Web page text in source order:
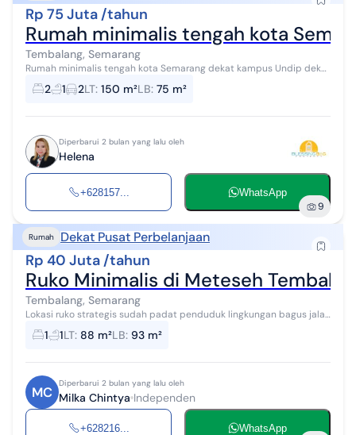
Rp 75 Juta /tahun
Rumah minimalis tengah kota
Tembalang, Semarang
Rumah minimalis tengah kota Semarang dekat kampus Undip dekat
pintu tol siap pakai disewakan di Graha estetika Tembalang
Semarang atas, LT/LB. 150/...
2 1 2LT: 150 m²LB: 75 m²
Diperbarui 2 bulan yang lalu oleh
Helena
+628157... WhatsApp
9
Rumah Dekat Pusat Perbelanjaan
Rp 40 Juta /tahun
Ruko Minimalis di Meteseh
Tembalang, Semarang
Lokasi ruko strategis sudah padat penduduk lingkungan bagus jalan
lebar tidak kena banjir minimal sewa 2th
1 1LT: 88 m²LB: 93 m²
MC
Diperbarui 2 bulan yang lalu oleh
Milka Chintya Independen
+628216... WhatsApp